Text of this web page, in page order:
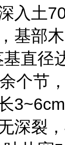
入土
基部
直径
个节
深裂